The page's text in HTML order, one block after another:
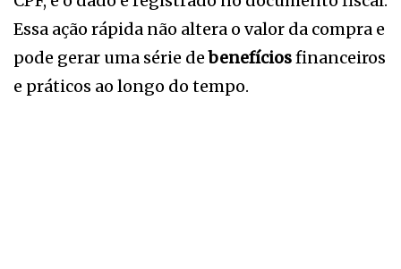
Essa ação rápida não altera o valor da compra e
pode gerar uma série debenefíciosfinanceiros
e práticos ao longo do tempo.